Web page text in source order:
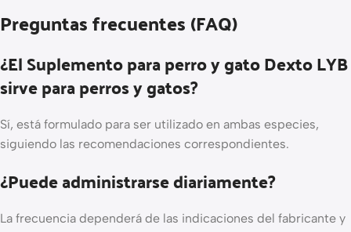
Preguntas frecuentes (FAQ)
¿El Suplemento para perro y gato Dexto LYB
sirve para perros y gatos?
Sí, está formulado para ser utilizado en ambas especies,
siguiendo las recomendaciones correspondientes.
¿Puede administrarse diariamente?
La frecuencia dependerá de las indicaciones del fabricante y